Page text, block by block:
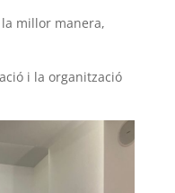
millor manera,
i la organització